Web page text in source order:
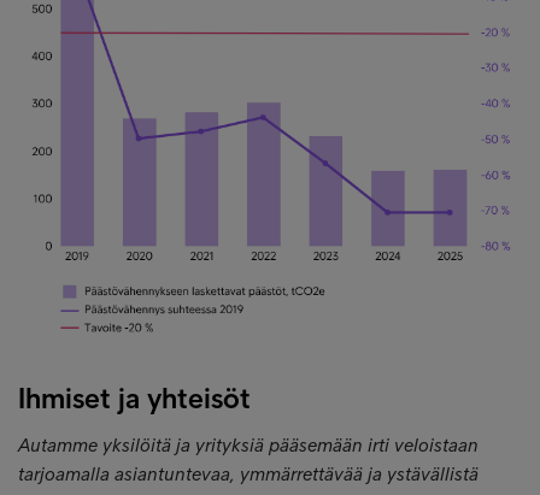
Ihmiset ja yhteisöt
Autamme yksilöitä ja yrityksiä pääsemään irti veloistaan
tarjoamalla asiantuntevaa, ymmärrettävää ja ystävällistä